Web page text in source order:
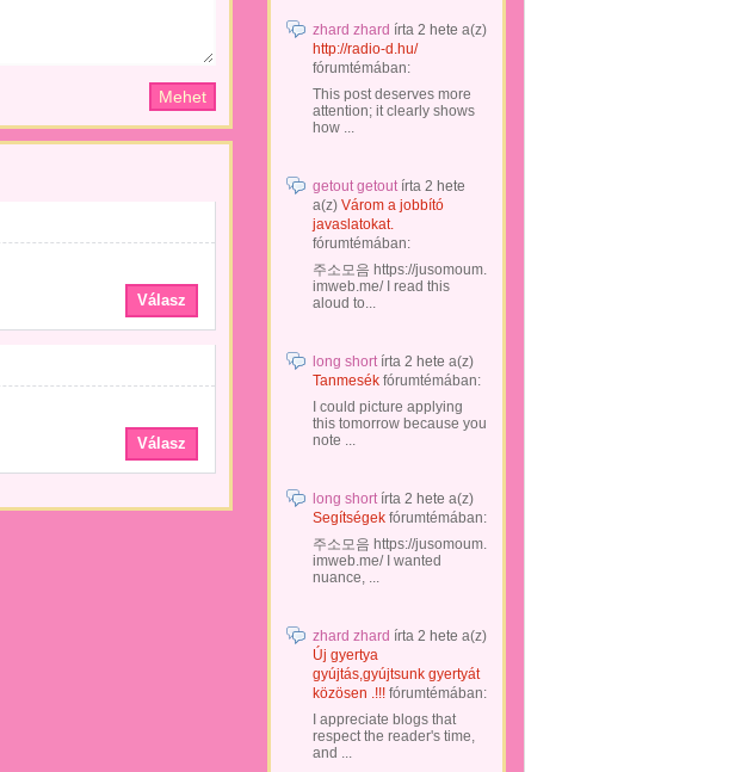
Válasz
Válasz
zhard zhard írta 2 hete a(z)
http://radio-d.hu/
fórumtémában:
This post deserves more
attention; it clearly shows
how ...
getout getoutírta 2 hete
a(z) Várom a jobbító
javaslatokat.
fórumtémában:
주소모음 https://jusomoum.
imweb.me/ I read this
aloud to...
long shortírta 2 hete a(z)
Tanmesék fórumtémában:
I could picture applying
this tomorrow because you
note ...
long shortírta 2 hete a(z)
Segítségek fórumtémában:
주소모음 https://jusomoum.
imweb.me/ I wanted
nuance, ...
zhard zhard írta 2 hete a(z)
Új gyertya
gyújtás,gyújtsunk gyertyát
közösen .!!! fórumtémában:
I appreciate blogs that
respect the reader's time,
and ...